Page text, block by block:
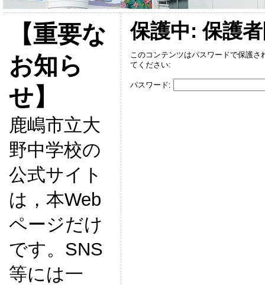
【重要な
お知ら
せ】
鹿嶋市立大
野中学校の
公式サイト
は，本Web
ページだけ
です。SNS
等には一
保護中: 保護
このコンテンツはパスワードで保護
てください:
パスワード: